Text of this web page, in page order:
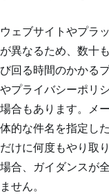
ウェブサイトやプラ
が異なるため、数十
び回る時間のかかる
やプライバシーポリ
場合もあります。メ
体的な件名を指定し
だけに何度もやり取
場合、ガイダンスが
ません。